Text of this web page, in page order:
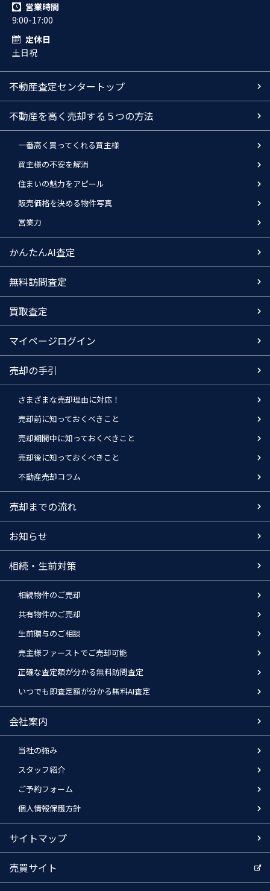
営業時間
9:00-17:00
定休日
土日祝
不動産査定センタートップ
不動産を高く売却する５つの方法
一番高く買ってくれる買主様
買主様の不安を解消
住まいの魅力をアピール
販売価格を決める物件写真
営業力
かんたんAI査定
無料訪問査定
買取査定
マイページログイン
売却の手引
さまざまな売却理由に対応！
売却前に知っておくべきこと
売却期間中に知っておくべきこと
売却後に知っておくべきこと
不動産売却コラム
売却までの流れ
お知らせ
相続・生前対策
相続物件のご売却
共有物件のご売却
生前贈与のご相談
売主様ファーストでご売却可能
正確な査定額が分かる無料訪問査定
いつでも即査定額が分かる無料AI査定
会社案内
当社の強み
スタッフ紹介
ご予約フォーム
個人情報保護方針
サイトマップ
売買サイト